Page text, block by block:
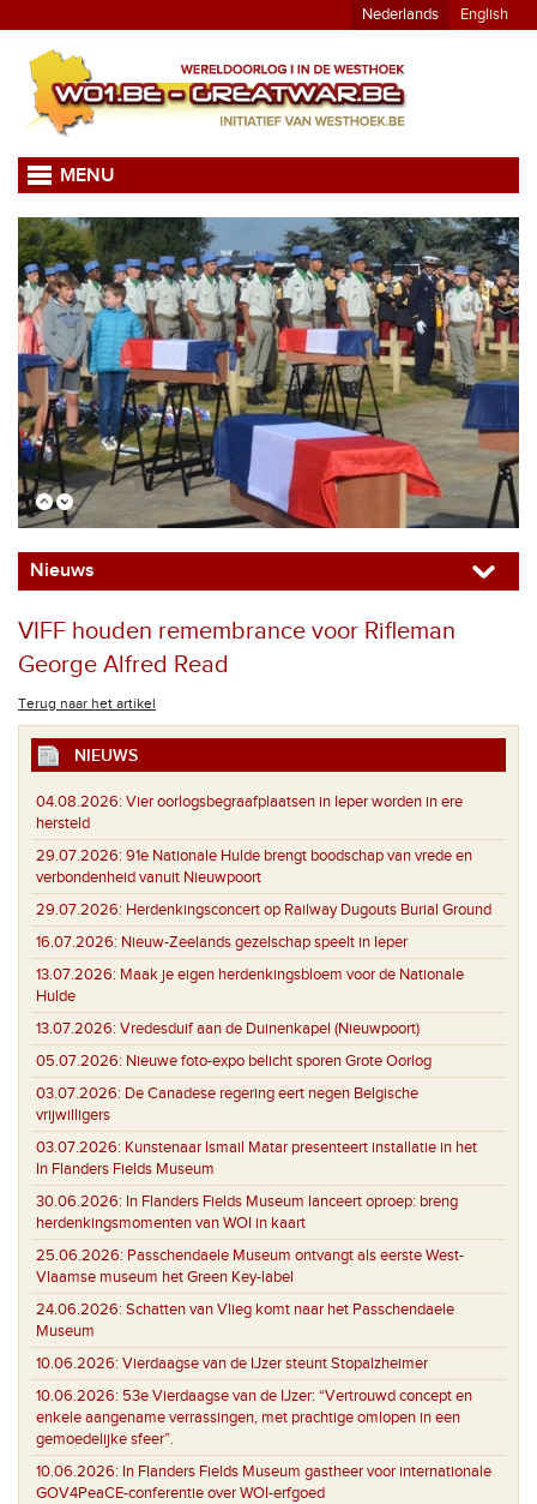
Nederlands English
MENU
Nieuws
VIFF houden remembrance voor Rifleman
George Alfred Read
Terug naar het artikel
NIEUWS
04.08.2026: Vier oorlogsbegraafplaatsen in Ieper worden in ere
hersteld
29.07.2026: 91e Nationale Hulde brengt boodschap van vrede en
verbondenheid vanuit Nieuwpoort
29.07.2026: Herdenkingsconcert op Railway Dugouts Burial Ground
16.07.2026: Nieuw-Zeelands gezelschap speelt in Ieper
13.07.2026: Maak je eigen herdenkingsbloem voor de Nationale
Hulde
13.07.2026: Vredesduif aan de Duinenkapel (Nieuwpoort)
05.07.2026: Nieuwe foto-expo belicht sporen Grote Oorlog
03.07.2026: De Canadese regering eert negen Belgische
vrijwilligers
03.07.2026: Kunstenaar Ismail Matar presenteert installatie in het
In Flanders Fields Museum
30.06.2026: In Flanders Fields Museum lanceert oproep: breng
herdenkingsmomenten van WOI in kaart
25.06.2026: Passchendaele Museum ontvangt als eerste West-
Vlaamse museum het Green Key-label
24.06.2026: Schatten van Vlieg komt naar het Passchendaele
Museum
10.06.2026: Vierdaagse van de IJzer steunt Stopalzheimer
10.06.2026: 53e Vierdaagse van de IJzer: “Vertrouwd concept en
enkele aangename verrassingen, met prachtige omlopen in een
gemoedelijke sfeer”.
10.06.2026: In Flanders Fields Museum gastheer voor internationale
GOV4PeaCE-conferentie over WOI-erfgoed